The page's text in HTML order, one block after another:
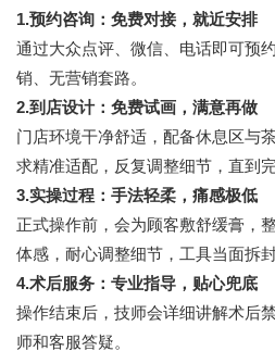
1.预约咨询：免费对接，就近安排
通过大众点评
微信、电话即可预
销、无营销套路。
2.到店设计：免费试画，满意再做
门店环境干净舒适，配备休息区与
求精准适配，反复调整细节，直到
3.实操过程：手法轻柔，痛感极低
正式操作前 ，会为顾客敷舒缓膏，
体感，耐心调整细节，工具当面拆
4.术后服务：专业指导，贴心兜底
操作结束后，技师会详细讲解术后
师和客服答疑。